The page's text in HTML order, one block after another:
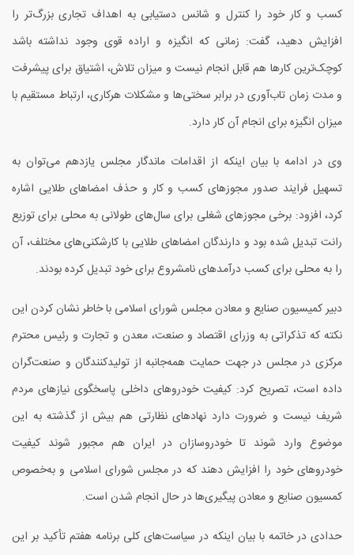
کسب و کار خود را کنترل و شانس دستیابی به اهداف تجاری بزرگ‌تر را
افزایش دهید، گفت: زمانی که انگیزه و اراده قوی وجود نداشته باشد
کوچک‌ترین کارها هم قابل انجام نیست و میزان تلاش، اشتیاق برای پیشرفت
و مدت زمان تاب‌آوری در برابر سختی‌ها و مشکلات هرکاری، ارتباط مستقیم با
میزان انگیزه برای انجام آن کار دارد.
وی در ادامه با بیان اینکه از اقدامات ماندگار مجلس یازدهم می‌توان به
تسهیل فرایند صدور مجوزهای کسب و کار و حذف امضاهای طلایی اشاره
کرد، افزود: برخی مجوزهای شغلی برای سال‌های طولانی به محلی برای توزیع
رانت تبدیل شده بود و دارندگان امضاهای طلایی با کارشکنی‌های مختلف، آن
را به محلی برای کسب درآمدهای نامشروع برای خود تبدیل کرده بودند.
دبیر کمیسیون صنایع و معادن مجلس شورای اسلامی با خاطر نشان کردن این
نکته که تذکراتی به وزرای اقتصاد و صنعت، معدن و تجارت و رئیس محترم
مرکزی در مجلس در جهت حمایت همه‌جانبه از تولیدکنندگان و صنعت‌گران
داده‌ است، تصریح کرد: کیفیت خودروهای داخلی پاسخگوی نیازهای مردم
شریف نیست و ضرورت دارد نهادهای نظارتی هم بیش از گذشته به این
موضوع وارد شوند تا خودروسازان در ایران هم مجبور شوند کیفیت
خودروهای خود را افزایش دهند که در مجلس شورای اسلامی و به‌خصوص
کمسیون صنایع و معادن پیگیری‌ها در حال انجام شدن است.
حدادی در خاتمه با بیان اینکه در سیاست‌های کلی برنامه هفتم تأکید بر این